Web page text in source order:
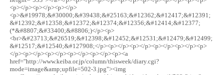
<p></p><p></p><p></p>
<p>&#19978;&#30000;&#39438;&#25163;&#12362;&#12417;&#12391;
&#12392;&#12358;&#12372;&#12374;&#12356;&#12414;&#12377;
(*&#8807;&#33400;&#8806;)</p><p>
<br>&#23713;&#26519;&#12398;&#12452;&#12531;&#12479;&#12499;
&#12517;&#12540;&#127908;</p><p></p><p></p><p></p><p></p><p>
</p><p></p><p></p><p></p><p></p><p><a
href="http://www.keiba.or.jp/column/thisweek/diary.cgi?
mode=image&amp;upfile=502-3.jpg"><img